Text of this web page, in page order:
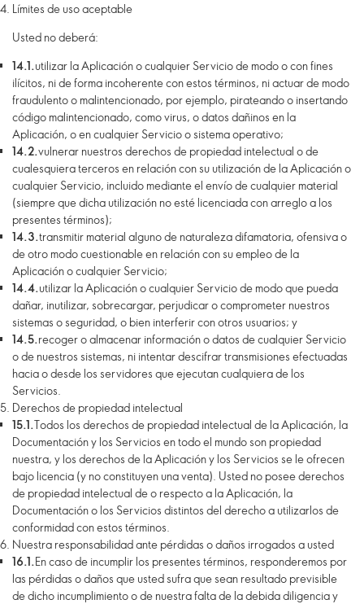
Límites de uso aceptable
Usted no deberá:
14.1.utilizar la Aplicación o cualquier Servicio de modo o con fines
ilícitos, ni de forma incoherente con estos términos, ni actuar de modo
fraudulento o malintencionado, por ejemplo, pirateando o insertando
código malintencionado, como virus, o datos dañinos en la
Aplicación, o en cualquier Servicio o sistema operativo;
14.2.vulnerar nuestros derechos de propiedad intelectual o de
cualesquiera terceros en relación con su utilización de la Aplicación o
cualquier Servicio, incluido mediante el envío de cualquier material
(siempre que dicha utilización no esté licenciada con arreglo a los
presentes términos);
14.3.transmitir material alguno de naturaleza difamatoria, ofensiva o
de otro modo cuestionable en relación con su empleo de la
Aplicación o cualquier Servicio;
14.4.utilizar la Aplicación o cualquier Servicio de modo que pueda
dañar, inutilizar, sobrecargar, perjudicar o comprometer nuestros
sistemas o seguridad, o bien interferir con otros usuarios; y
14.5.recoger o almacenar información o datos de cualquier Servicio
o de nuestros sistemas, ni intentar descifrar transmisiones efectuadas
hacia o desde los servidores que ejecutan cualquiera de los
Servicios.
Derechos de propiedad intelectual
15.1.Todos los derechos de propiedad intelectual de la Aplicación, la
Documentación y los Servicios en todo el mundo son propiedad
nuestra, y los derechos de la Aplicación y los Servicios se le ofrecen
bajo licencia (y no constituyen una venta). Usted no posee derechos
de propiedad intelectual de o respecto a la Aplicación, la
Documentación o los Servicios distintos del derecho a utilizarlos de
conformidad con estos términos.
Nuestra responsabilidad ante pérdidas o daños irrogados a usted
16.1.En caso de incumplir los presentes términos, responderemos por
las pérdidas o daños que usted sufra que sean resultado previsible
de dicho incumplimiento o de nuestra falta de la debida diligencia y